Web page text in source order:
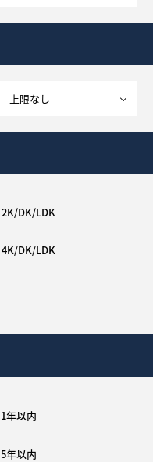
2K/DK/LDK
4K/DK/LDK
1年以内
5年以内